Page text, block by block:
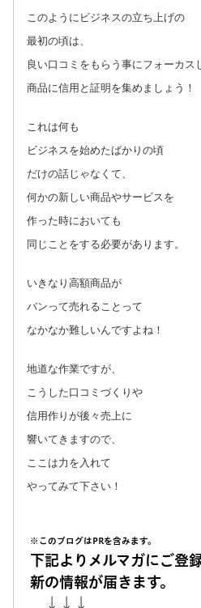
このようにビジネスの立ち上げの
最初の頃は、
良い口コミをもらう事にフォーカス
商品に信用と証明を集めましょう！
これは何も
ビジネスを始めたばかりの頃
だけの話じゃなくて、
何かの新しい商品やサービスを
作った時においても
同じことをする必要があります。
いきなり高額商品が
バンって売れることって
なかなか難しいんですよね！
地道な作業ですが、
こうした口コミづくりや
信用作りが後々売上に
響いてきますので、
ここは力を入れて
やってみて下さい！
※このブログはPRを含みます。
下記よりメルマガにご登
新の情報が届きます。
↓↓↓